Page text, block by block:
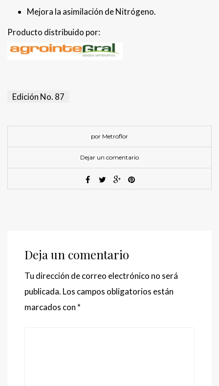
Mejora la asimilación de Nitrógeno.
Producto distribuido por:
Edición No. 87
por Metroflor
Dejar un comentario
Deja un comentario
Tu dirección de correo electrónico no será
publicada. Los campos obligatorios están
marcados con *